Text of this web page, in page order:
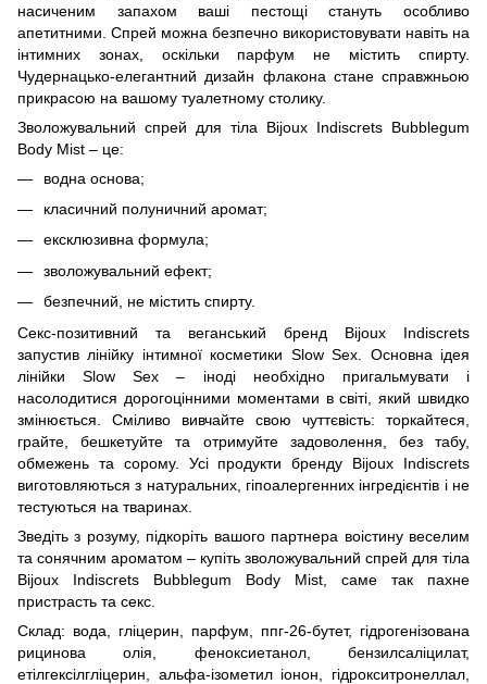
насиченим запахом ваші пестощі стануть особливо
апетитними. Спрей можна безпечно використовувати навіть на
інтимних зонах, оскільки парфум не містить спирту.
Чудернацько-елегантний дизайн флакона стане справжньою
прикрасою на вашому туалетному столику.
Зволожувальний спрей для тіла Bijoux Indiscrets Bubblegum
Body Mist – це:
водна основа;
класичний полуничний аромат;
ексклюзивна формула;
зволожувальний ефект;
безпечний, не містить спирту.
Секс-позитивний та веганський бренд Bijoux Indiscrets
запустив лінійку інтимної косметики Slow Sex. Основна ідея
лінійки Slow Sex – іноді необхідно пригальмувати і
насолодитися дорогоцінними моментами в світі, який швидко
змінюється. Сміливо вивчайте свою чуттєвість: торкайтеся,
грайте, бешкетуйте та отримуйте задоволення, без табу,
обмежень та сорому. Усі продукти бренду Bijoux Indiscrets
виготовляються з натуральних, гіпоалергенних інгредієнтів і не
тестуються на тваринах.
Зведіть з розуму, підкоріть вашого партнера воістину веселим
та сонячним ароматом – купіть зволожувальний спрей для тіла
Bijoux Indiscrets Bubblegum Body Mist, саме так пахне
пристрасть та секс.
Склад: вода, гліцерин, парфум, ппг-26-бутет, гідрогенізована
рицинова олія, феноксиетанол, бензилсаліцилат,
етілгексілгліцерин, альфа-ізометил іонон, гідрокситронеллал,